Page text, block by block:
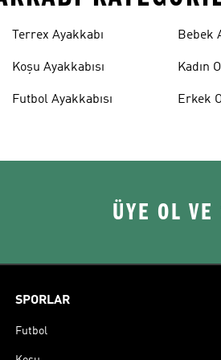
Terrex Ayakkabı
Koşu Ayakkabısı
Futbol Ayakkabısı
Bebek
Kadın
Erkek
ÜYE OL
SPORLAR
Futbol